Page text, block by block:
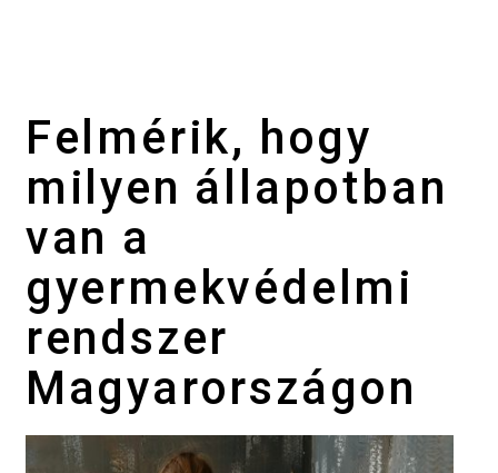
Felmérik, hogy
milyen állapotban
van a
gyermekvédelmi
rendszer
Magyarországon